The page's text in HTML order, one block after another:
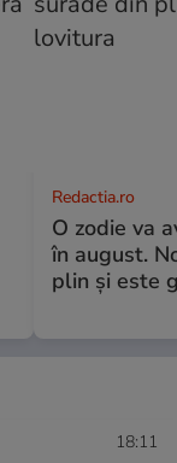
Redactia.ro
O zodie va
în august.
plin și este
18:11